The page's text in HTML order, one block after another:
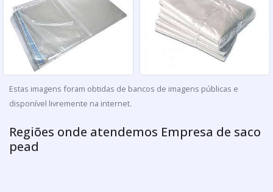
Estas imagens foram obtidas de bancos de imagens públicas e
disponível livremente na internet.
Regiões onde atendemos Empresa de saco
pead